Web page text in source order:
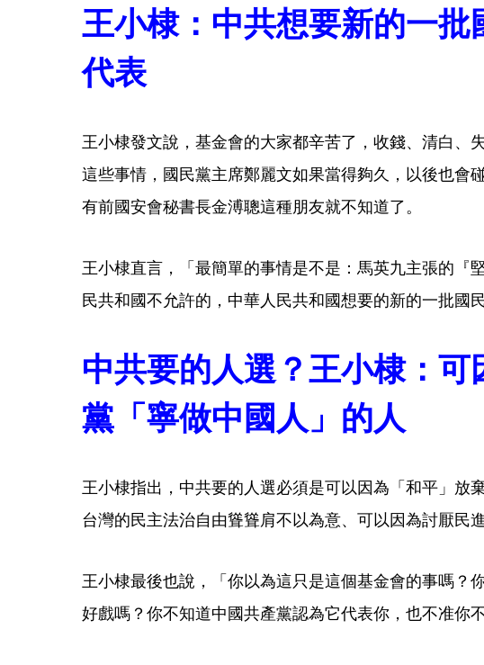
王小棣：中共想要新的一批
代表
王小棣發文說，基金會的大家都辛苦了，收錢、清白、
這些事情，國民黨主席鄭麗文如果當得夠久，以後也會
有前國安會秘書長金溥聰這種朋友就不知道了。
王小棣直言，「最簡單的事情是不是：馬英九主張的『
民共和國不允許的，中華人民共和國想要的新的一批國
中共要的人選？王小棣：可
黨「寧做中國人」的人
王小棣指出，中共要的人選必須是可以因為「和平」放
台灣的民主法治自由聳聳肩不以為意、可以因為討厭民
王小棣最後也說，「你以為這只是這個基金會的事嗎？
好戲嗎？你不知道中國共產黨認為它代表你，也不准你